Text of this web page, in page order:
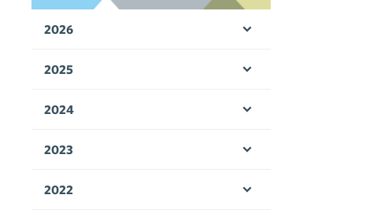
2026
2025
2024
2023
2022